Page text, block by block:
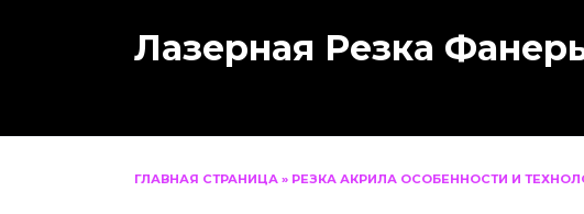
Лазерная Резка
ГЛАВНАЯ СТРАНИЦА » РЕЗКА АКРИЛА ОСОБЕННОСТИ И